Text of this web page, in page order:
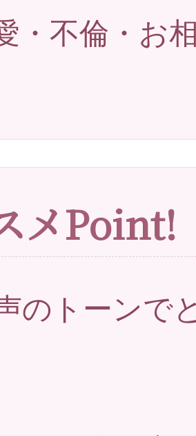
・不倫・お
メPoint!
のトーンで